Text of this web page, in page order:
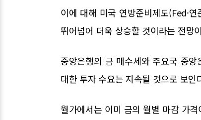
이에 대해 미국 연방준비제도(Fed·
뛰어넘어 더욱 상승할 것이라는 전망
중앙은행의 금 매수세와 주요국 중
대한 투자 수요는 지속될 것으로 보인
월가에서는 이미 금의 월별 마감 가